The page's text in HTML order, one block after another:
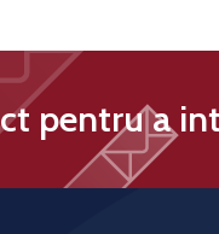
pentru a